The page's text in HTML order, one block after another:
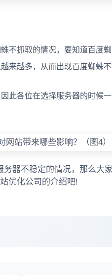
不抓取的情况，要知道百度
来越多，从而出现百度蜘蛛不
此各位在选择服务器的时候
器不稳定的情况，那么大
优化公司的介绍吧!